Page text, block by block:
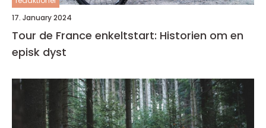
17. January 2024
Tour de France enkeltstart: Historien om en
episk dyst